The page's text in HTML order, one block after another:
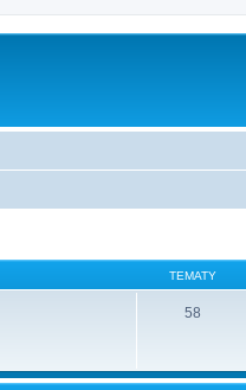
TEMATY
58